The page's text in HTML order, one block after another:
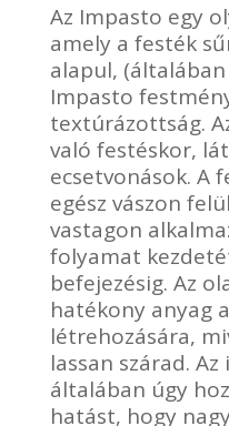
Az Impasto egy
amely a festék
alapul,
Impasto
textúrázottság.
való festéskor,
ecsetvonások. A
egész vászon
vastagon
folyamat
befejezésig. Az
hatékony anyag
létrehozására,
lassan szárad.
általában úgy
hatást, hogy